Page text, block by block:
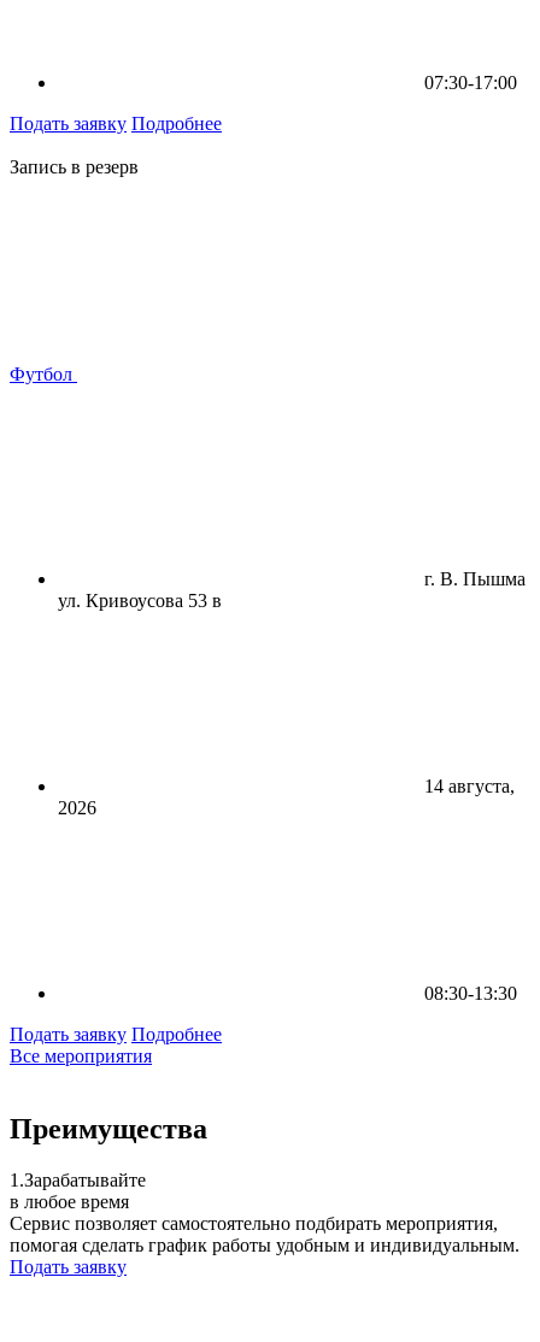
07:30-17:00
Подать заявку Подробнее
Запись в резерв
Футбол
г. В. Пышма
ул. Кривоусова 53 в
14 августа,
2026
08:30-13:30
Подать заявку Подробнее
Все мероприятия
Преимущества
1.Зарабатывайте
в любое время
Сервис позволяет самостоятельно подбирать мероприятия,
помогая сделать график работы удобным и индивидуальным.
Подать заявку